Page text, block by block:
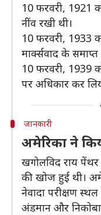
10 फरवरी, 1921
नींव रखी थी।
10 फरवरी, 1933
मार्क्सवाद के
10 फरवरी, 1939
पर अधिकार कर
जानकारी
अमेरिका ने
खगोलविद राय
की खोज हुई थी।
नेवादा परीक्षण
अंडमान और